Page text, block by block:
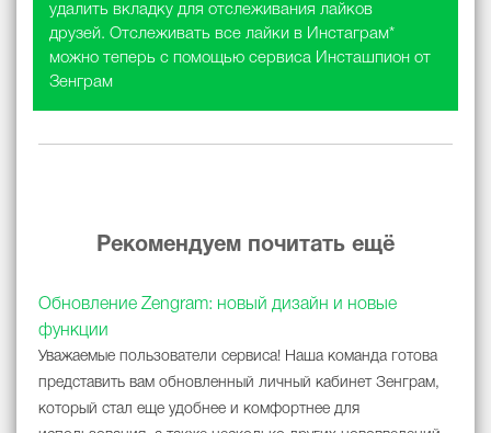
удалить вкладку для отслеживания лайков
друзей. Отслеживать все лайки в Инстаграм*
можно теперь с помощью сервиса Инсташпион от
Зенграм
Рекомендуем почитать ещё
Обновление Zengram: новый дизайн и новые
функции
Уважаемые пользователи сервиса! Наша команда готова
представить вам обновленный личный кабинет Зенграм,
который стал еще удобнее и комфортнее для